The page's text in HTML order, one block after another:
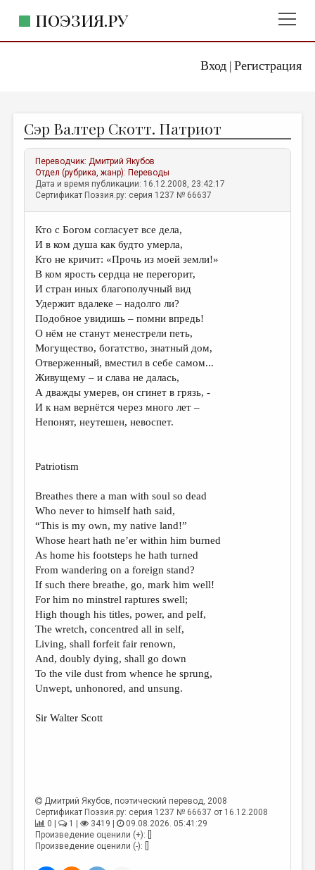
Вход| Регистрация
ПОЭЗИЯ.РУ
ЖАНРЫ
АВТОРЫ
КОММЕНТАРИИ
ЛИТСАЛОН
НОВОСТИ
ПРАВИЛА САЙТА
ОТДЕЛЫ И РУБРИКИ
ИЗБРАННОЕ
ДАЙДЖЕСТ
ПРОИЗВЕДЕНИЯ
ПЕРЕВОДЫ
КОНКУРСЫ
КНИЖНАЯ ПОЛКА
СТРАНИЦЫ ПАМЯТИ
ОБЪЯВЛЕНИЯ
КОЛОНКА РЕДАКТОРА
РЕДКОЛЛЕГИЯ
ОТ РЕДАКЦИИ
МАЛАЯ ПРОЗА
ЭССЕИСТИКА
ЛИТЕРАТУРОВЕДЕНИЕ
ТРЕДИАКОВСКИЙ
МЕДИА
Сэр Валтер Скотт. Патриот
Переводчик:Дмитрий Якубов
Отдел (рубрика, жанр): Переводы
Дата и время публикации: 16.12.2008, 23:42:17
Сертификат Поэзия.ру: серия 1237 № 66637
Кто с Богом согласует все дела,
И в ком душа как будто умерла,
Кто не кричит: «Прочь из моей земли!»
В ком ярость сердца не перегорит,
И стран иных благополучный вид
Удержит вдалеке – надолго ли?
Подобное увидишь – помни впредь!
О нём не станут менестрели петь,
Могущество, богатство, знатный дом,
Отверженный, вместил в себе самом...
Живущему – и слава не далась,
А дважды умерев, он сгинет в грязь, -
И к нам вернётся через много лет –
Непонят, неутешен, невоспет.
Patriotism
Breathes there a man with soul so dead
Who never to himself hath said,
“This is my own, my native land!”
Whose heart hath ne’er within him burned
As home his footsteps he hath turned
From wandering on a foreign stand?
If such there breathe, go, mark him well!
For him no minstrel raptures swell;
High though his titles, power, and pelf,
The wretch, concentred all in self,
Living, shall forfeit fair renown,
And, doubly dying, shall go down
To the vile dust from whence he sprung,
Unwept, unhonored, and unsung.
Sir Walter Scott
Дмитрий Якубов, поэтический перевод, 2008
Сертификат Поэзия.ру: серия 1237 № 66637 от 16.12.2008
0 |
1 | 3419 |
09.08.2026. 05:41:29
Произведение оценили (+): []
Произведение оценили (-): []